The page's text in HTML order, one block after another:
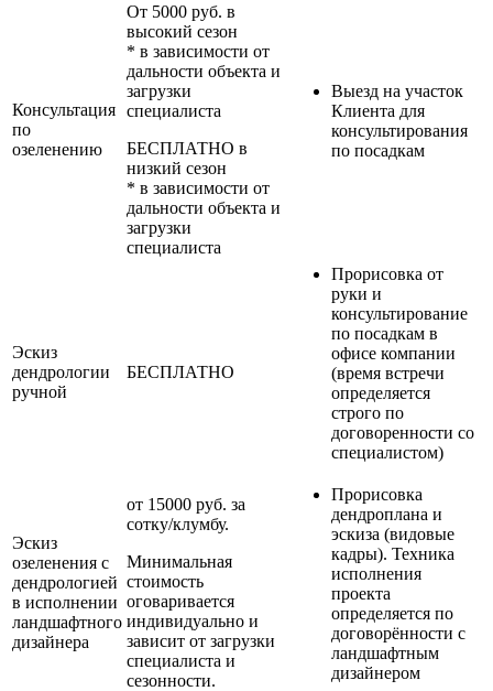
Консультация
по
озеленению
От 5000 руб. в
высокий сезон
* в зависимости от
дальности объекта и
загрузки
специалиста
БЕСПЛАТНО в
низкий сезон
* в зависимости от
дальности объекта и
загрузки
специалиста
Выезд на участок
Клиента для
консультирования
по посадкам
Эскиз
дендрологии
ручной
БЕСПЛАТНО
Прорисовка от
руки и
консультирование
по посадкам в
офисе компании
(время встречи
определяется
строго по
договоренности со
специалистом)
Эскиз
озеленения с
дендрологией
в исполнении
ландшафтного
дизайнера
от 15000 руб. за
сотку/клумбу.
Минимальная
стоимость
оговаривается
индивидуально и
зависит от загрузки
специалиста и
сезонности.
Прорисовка
дендроплана и
эскиза (видовые
кадры). Техника
исполнения
проекта
определяется по
договорённости с
ландшафтным
дизайнером